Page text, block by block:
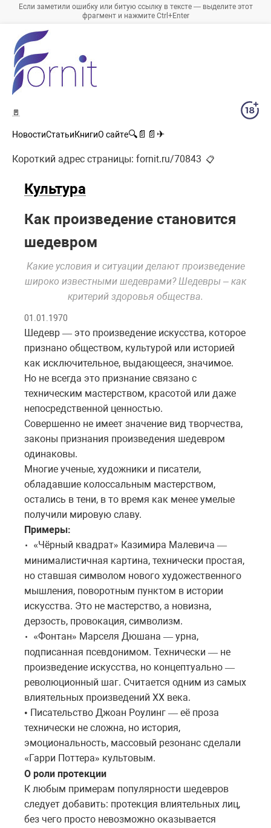
Если заметили ошибку или битую ссылку в тексте — выделите этот
фрагмент и нажмите Ctrl+Enter
🚪
НовостиСтатьиКнигиО сайте🔍 📄 📄 ✈
Короткий адрес страницы: fornit.ru/70843 📋
Культура
Как произведение становится
шедевром
Какие условия и ситуации делают произведение
широко известными шедеврами? Шедевры – как
критерий здоровья общества.
01.01.1970
Шедевр — это произведение искусства, которое
признано обществом, культурой или историей
как исключительное, выдающееся, значимое.
Но не всегда это признание связано с
техническим мастерством, красотой или даже
непосредственной ценностью.
Совершенно не имеет значение вид творчества,
законы признания произведения шедевром
одинаковы.
Многие ученые, художники и писатели,
обладавшие колоссальным мастерством,
остались в тени, в то время как менее умелые
получили мировую славу.
Примеры:
• «Чёрный квадрат» Казимира Малевича —
минималистичная картина, технически простая,
но ставшая символом нового художественного
мышления, поворотным пунктом в истории
искусства. Это не мастерство, а новизна,
дерзость, провокация, символизм.
• «Фонтан» Марселя Дюшана — урна,
подписанная псевдонимом. Технически — не
произведение искусства, но концептуально —
революционный шаг. Считается одним из самых
влиятельных произведений XX века.
• Писательство Джоан Роулинг — её проза
технически не сложна, но история,
эмоциональность, массовый резонанс сделали
« Гарри Поттера» культовым.
О роли протекции
К любым примерам популярности шедевров
следует добавить: протекция влиятельных лиц,
без чего просто невозможно оказывается